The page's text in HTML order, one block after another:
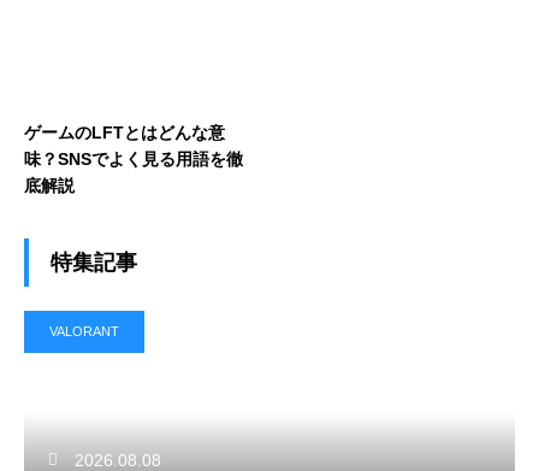
ゲームのLFTとはどんな意
味？SNSでよく見る用語を徹
底解説
特集記事
VALORANT
2026.08.08